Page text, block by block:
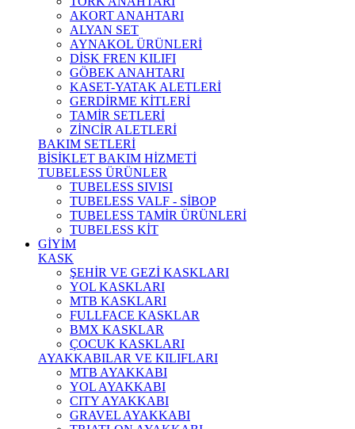
AKORT ANAHTARI
ALYAN SET
AYNAKOL ÜRÜNLERİ
DİSK FREN KILIFI
GÖBEK ANAHTARI
KASET-YATAK ALETLERİ
GERDİRME KİTLERİ
TAMİR SETLERİ
ZİNCİR ALETLERİ
BAKIM SETLERİ
BİSİKLET BAKIM HİZMETİ
TUBELESS ÜRÜNLER
TUBELESS SIVISI
TUBELESS VALF - SİBOP
TUBELESS TAMİR ÜRÜNLERİ
TUBELESS KİT
GİYİM
KASK
ŞEHİR VE GEZİ KASKLARI
YOL KASKLARI
MTB KASKLARI
FULLFACE KASKLAR
BMX KASKLAR
ÇOCUK KASKLARI
AYAKKABILAR VE KILIFLARI
MTB AYAKKABI
YOL AYAKKABI
CITY AYAKKABI
GRAVEL AYAKKABI